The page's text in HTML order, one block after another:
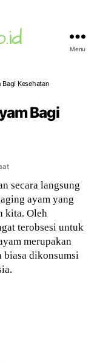
Menu
Bagi Kesehatan
Bagi
secara langsung
ayam yang
kita. Oleh
terobsesi untuk
merupakan
biasa dikonsumsi